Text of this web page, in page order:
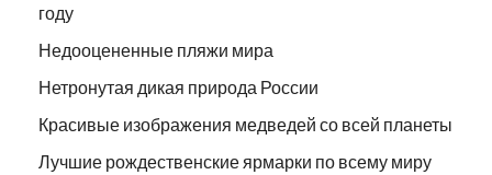
году
Недооцененные пляжи мира
Нетронутая дикая природа России
Красивые изображения медведей со всей планеты
Лучшие рождественские ярмарки по всему миру